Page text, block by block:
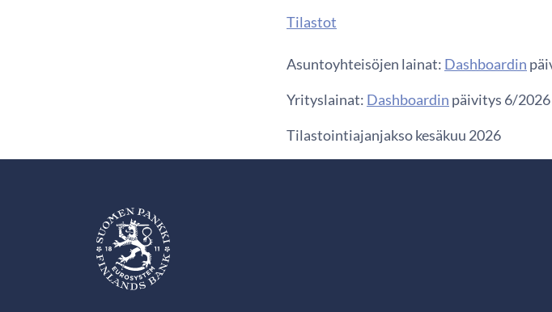
Tilastot
Asuntoyhteisöjen lainat: Dashboardin
Yrityslainat: Dashboardin päivitys 6/2026
Tilastointiajanjakso kesäkuu 2026